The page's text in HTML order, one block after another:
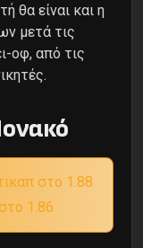
θα είναι και η
μετά τις
οφ, από τις
στο 1.88
1.86